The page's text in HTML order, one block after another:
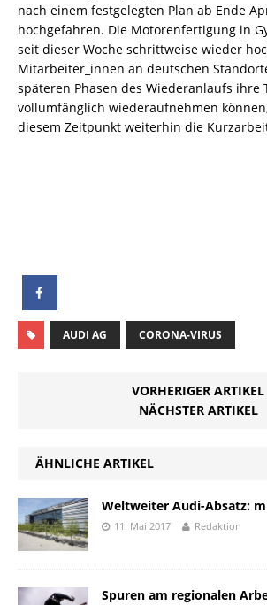
nach einem festgelegten Plan ab Ende
hochgefahren. Die Motorenfertigung in
seit dieser Woche schrittweise wieder
Mitarbeiter_innen an deutschen
späteren Phasen des Wiederanlaufs ihre
vollumfänglich wiederaufnehmen
diesem Zeitpunkt weiterhin die
AUDI AG CORONA-VIRUS
VORHERIGER ARTIKEL
NÄCHSTER ARTIKEL
ÄHNLICHE ARTIKEL
Weltweiter Audi-Absatz:
11. Mai 2017 Redaktion
Spuren am regionalen